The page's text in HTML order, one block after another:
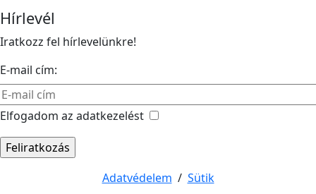
Hírlevél
Iratkozz fel hírlevelünkre!
E-mail cím:
Elfogadom az adatkezelést
Adatvédelem / Sütik